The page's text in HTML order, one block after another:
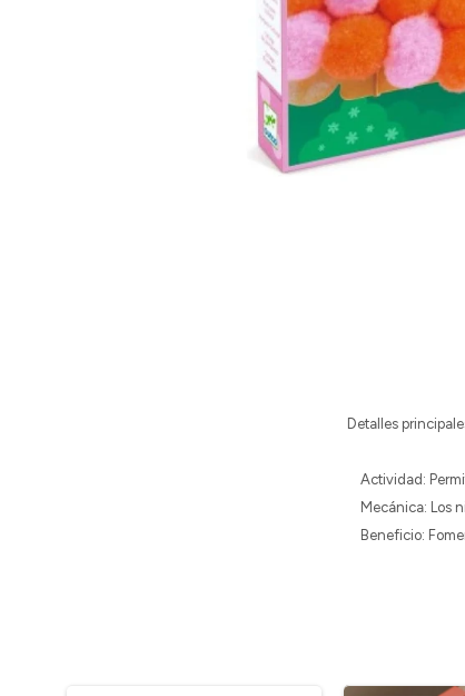
Detalles
Actividad:
Mecánica: Los
Beneficio: